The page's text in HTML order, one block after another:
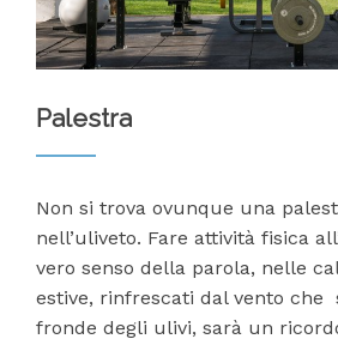
Palestra
Non si trova ovunque una
nell’uliveto. Fare attività fisica
vero senso della parola, nelle
estive, rinfrescati dal vento che
fronde degli ulivi, sarà un